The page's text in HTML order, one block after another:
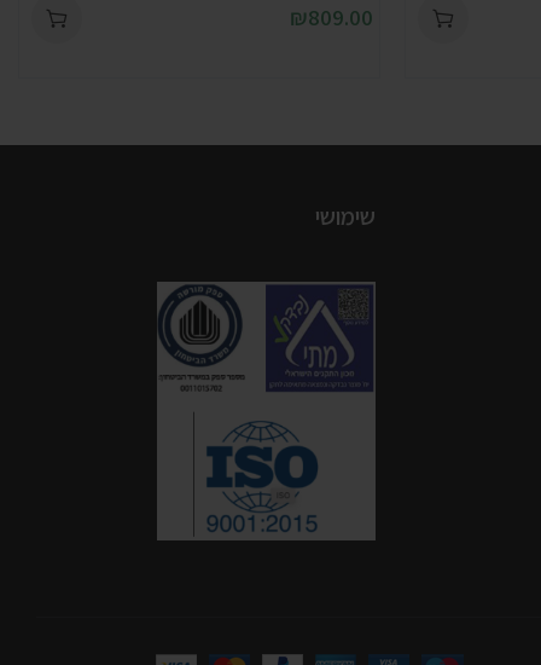
₪809.00
שימושי